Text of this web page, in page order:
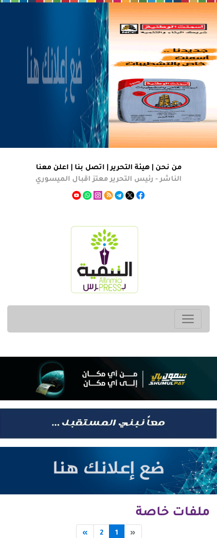
من نحن |هيئة التحرير اتصل بنا
اعلن معنا
الناشر - رئيس التحرير معتز اقبال الميسوري
ملفات خاصة
«
1
2
»